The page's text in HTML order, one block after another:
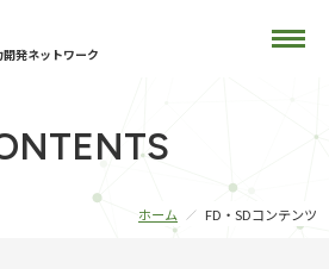
発ネットワーク
ホーム FD・SDコンテンツ